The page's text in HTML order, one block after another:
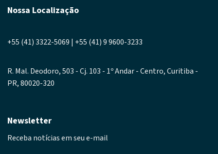
Nossa Localização
+55 (41) 3322-5069 | +55 (41) 9 9600-3233
R. Mal. Deodoro, 503 - Cj. 103 - 1º Andar - Centro, Curitiba -
PR, 80020-320
Newsletter
Receba notícias em seu e-mail